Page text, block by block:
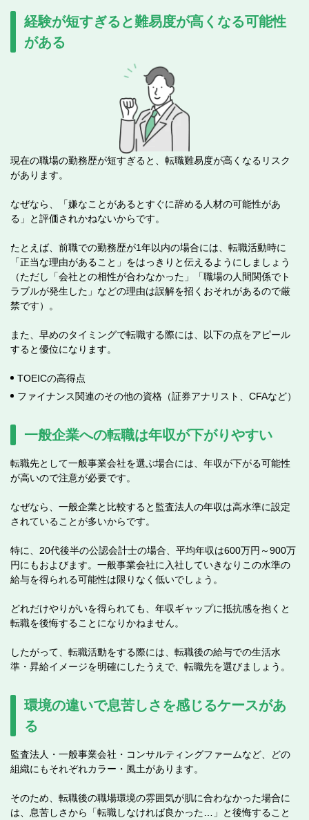
経験が短すぎると難易度が高くなる可能性
がある
現在の職場の勤務歴が短すぎると、転職難易度が高くなるリスク
があります。
なぜなら、「嫌なことがあるとすぐに辞める人材の可能性があ
る」と評価されかねないからです。
たとえば、前職での勤務歴が1年以内の場合には、転職活動時に
「正当な理由があること」をはっきりと伝えるようにしましょう
（ただし「会社との相性が合わなかった」「職場の人間関係でト
ラブルが発生した」などの理由は誤解を招くおそれがあるので厳
禁です）。
また、早めのタイミングで転職する際には、以下の点をアピール
すると優位になります。
TOEICの高得点
ファイナンス関連のその他の資格（証券アナリスト、CFAなど）
一般企業への転職は年収が下がりやすい
転職先として一般事業会社を選ぶ場合には、年収が下がる可能性
が高いので注意が必要です。
なぜなら、一般企業と比較すると監査法人の年収は高水準に設定
されていることが多いからです。
特に、20代後半の公認会計士の場合、平均年収は600万円～900万
円にもおよびます。一般事業会社に入社していきなりこの水準の
給与を得られる可能性は限りなく低いでしょう。
どれだけやりがいを得られても、年収ギャップに抵抗感を抱くと
転職を後悔することになりかねません。
したがって、転職活動をする際には、転職後の給与での生活水
準・昇給イメージを明確にしたうえで、転職先を選びましょう。
環境の違いで息苦しさを感じるケースがあ
る
監査法人・一般事業会社・コンサルティングファームなど、どの
組織にもそれぞれカラー・風土があります。
そのため、転職後の職場環境の雰囲気が肌に合わなかった場合に
は、息苦しさから「転職しなければ良かった…」と後悔すること